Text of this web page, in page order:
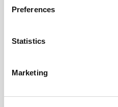
Preferences
Statistics
Marketing